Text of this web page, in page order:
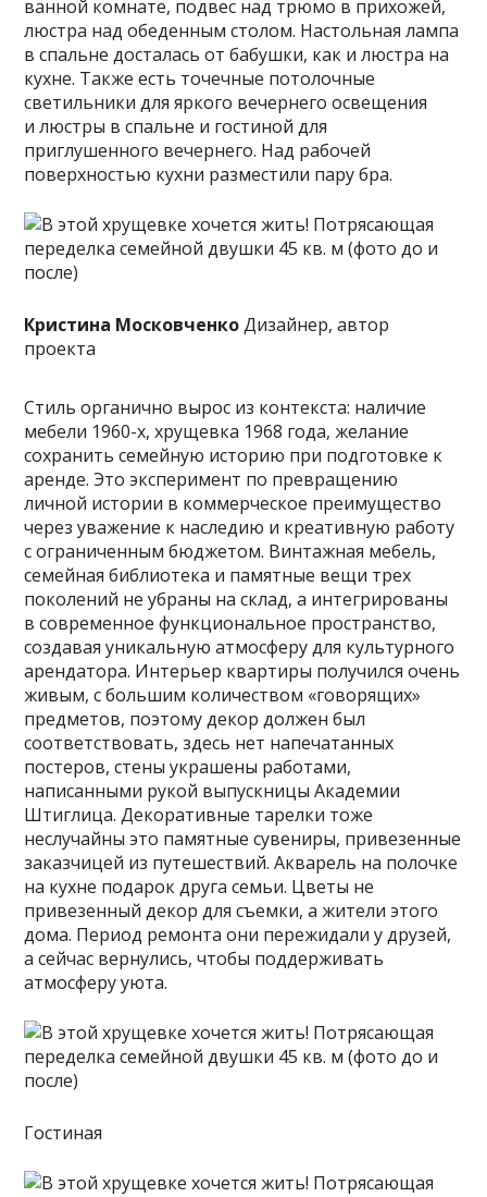
ванной комнате, подвес над трюмо в прихожей,
люстра над обеденным столом. Настольная лампа
в спальне досталась от бабушки, как и люстра на
кухне. Также есть точечные потолочные
светильники для яркого вечернего освещения
и люстры в спальне и гостиной для
приглушенного вечернего. Над рабочей
поверхностью кухни разместили пару бра.
Кристина МосковченкоДизайнер, автор
проекта
Стиль органично вырос из контекста: наличие
мебели 1960-х, хрущевка 1968 года, желание
сохранить семейную историю при подготовке к
аренде. Это эксперимент по превращению
личной истории в коммерческое преимущество
через уважение к наследию и креативную работу
с ограниченным бюджетом. Винтажная мебель,
семейная библиотека и памятные вещи трех
поколений не убраны на склад, а интегрированы
в современное функциональное пространство,
создавая уникальную атмосферу для культурного
арендатора. Интерьер квартиры получился очень
живым, c большим количеством «говорящих»
предметов, поэтому декор должен был
соответствовать, здесь нет напечатанных
постеров, стены украшены работами,
написанными рукой выпускницы Академии
Штиглица. Декоративные тарелки тоже
неслучайны это памятные сувениры, привезенные
заказчицей из путешествий. Акварель на полочке
на кухне подарок друга семьи. Цветы не
привезенный декор для съемки, а жители этого
дома. Период ремонта они пережидали у друзей,
а сейчас вернулись, чтобы поддерживать
атмосферу уюта.
Гостиная